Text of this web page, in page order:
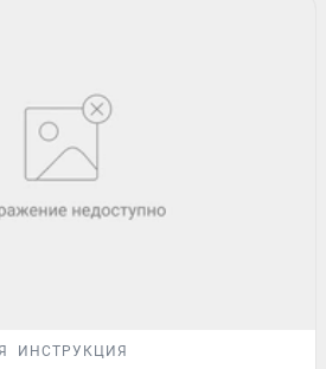
ИНСТРУКЦИЯ